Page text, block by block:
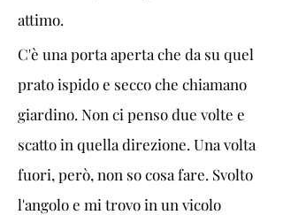
attimo.
C'è una porta aperta che da su quel
prato ispido e secco che chiamano
giardino. Non ci penso due volte e
scatto in quella direzione. Una volta
fuori, però, non so cosa fare. Svolto
l'angolo e mi trovo in un vicolo